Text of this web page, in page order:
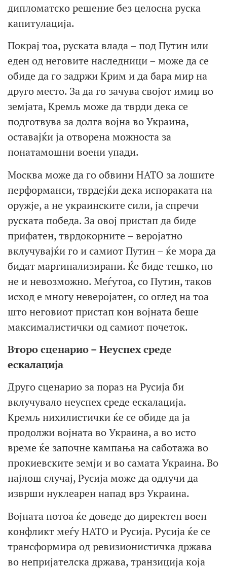
дипломатско решение без целосна руска
капитулација.
Покрај тоа, руската влада – под Путин или
еден од неговите наследници – може да се
обиде да го задржи Крим и да бара мир на
друго место. За да го зачува својот имиџ во
земјата, Кремљ може да тврди дека се
подготвува за долга војна во Украина,
оставајќи ја отворена можноста за
понатамошни воени упади.
Москва може да го обвини НАТО за лошите
перформанси, тврдејќи дека испораката на
оружје, а не украинските сили, ја спречи
руската победа. За овој пристап да биде
прифатен, тврдокорните – веројатно
вклучувајќи го и самиот Путин – ќе мора да
бидат маргинализирани. Ќе биде тешко, но
не и невозможно. Меѓутоа, со Путин, таков
исход е многу неверојатен, со оглед на тоа
што неговиот пристап кон војната беше
максималистички од самиот почеток.
Второ сценарио – Неуспех среде
ескалација
Друго сценарио за пораз на Русија би
вклучувало неуспех среде ескалација.
Кремљ нихилистички ќе се обиде да ја
продолжи војната во Украина, а во исто
време ќе започне кампања на саботажа во
прокиевските земји и во самата Украина. Во
најлош случај, Русија може да одлучи да
изврши нуклеарен напад врз Украина.
Војната потоа ќе доведе до директен воен
конфликт меѓу НАТО и Русија. Русија ќе се
трансформира од ревизионистичка држава
во непријателска држава, транзиција која